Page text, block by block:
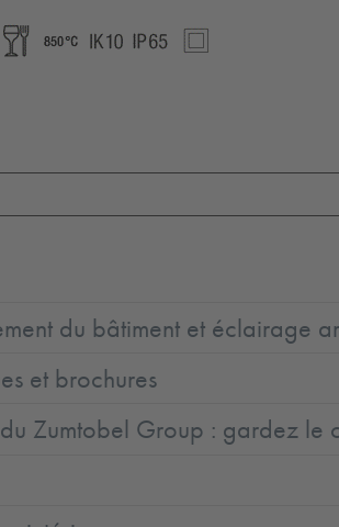
du bâtiment et éclairage
et brochures
du Zumtobel Group : gardez le